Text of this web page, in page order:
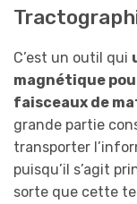
C’est un outil qui
magnétique
faisceaux de
grande partie
transporter
puisqu’il s’agit
sorte que cette